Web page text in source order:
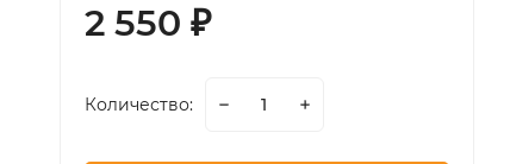
2 550 ₽
Количество: